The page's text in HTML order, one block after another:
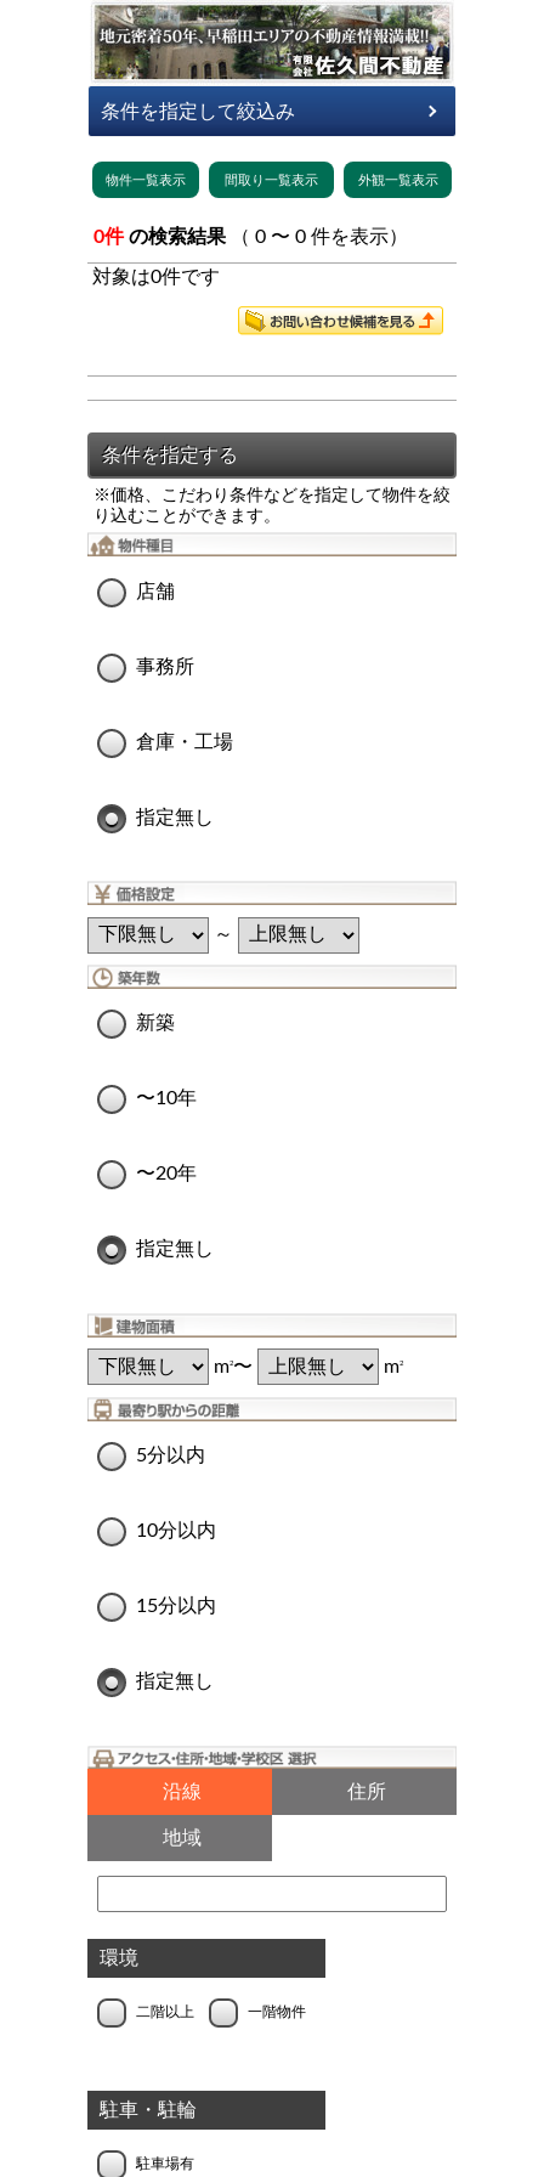
※価格、こだわり条件などを指定して物件を絞
り込むことができます。
店舗
事務所
倉庫・工場
指定無し
～
新築
〜10年
〜20年
指定無し
m2〜 m2
5分以内
10分以内
15分以内
指定無し
沿線 住所
地域
環境
二階以上 一階物件
駐車・駐輪
駐車場有
0件 の検索結果 （ 0 〜 0 件を表示）
対象は0件です